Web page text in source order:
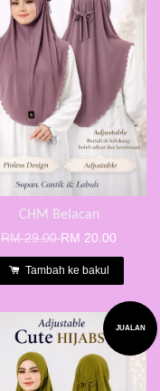
CHM Belacan
RM 29.00RM 20.00
Tambah ke bakul
JUALAN